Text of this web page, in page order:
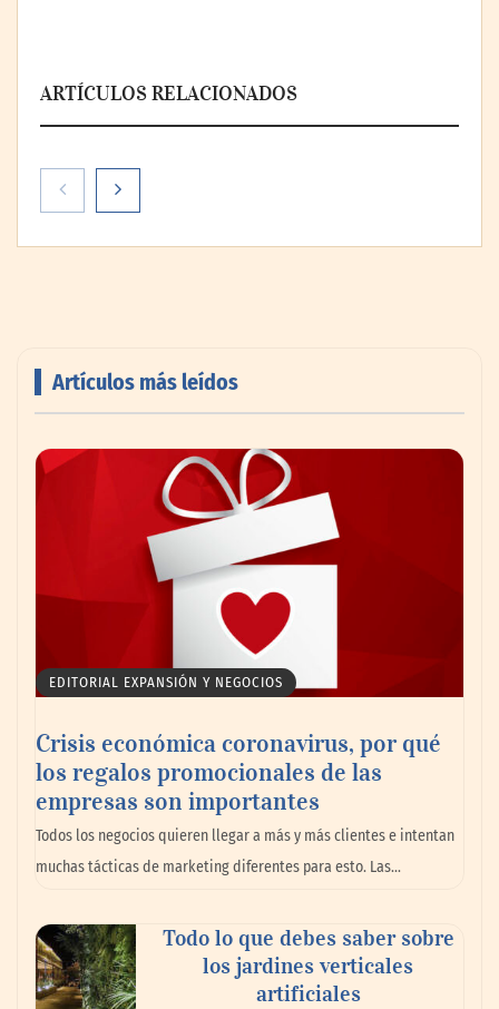
ARTÍCULOS RELACIONADOS
estético a través de los exosomas
Moquetas y alfombras: errores comunes al
limpiarlas y cómo mantenerlas como
nuevas
Artículos más leídos
EDITORIAL EXPANSIÓN Y NEGOCIOS
Crisis económica coronavirus, por qué
los regalos promocionales de las
empresas son importantes
Todos los negocios quieren llegar a más y más clientes e intentan
muchas tácticas de marketing diferentes para esto. Las…
Todo lo que debes saber sobre
los jardines verticales
artificiales